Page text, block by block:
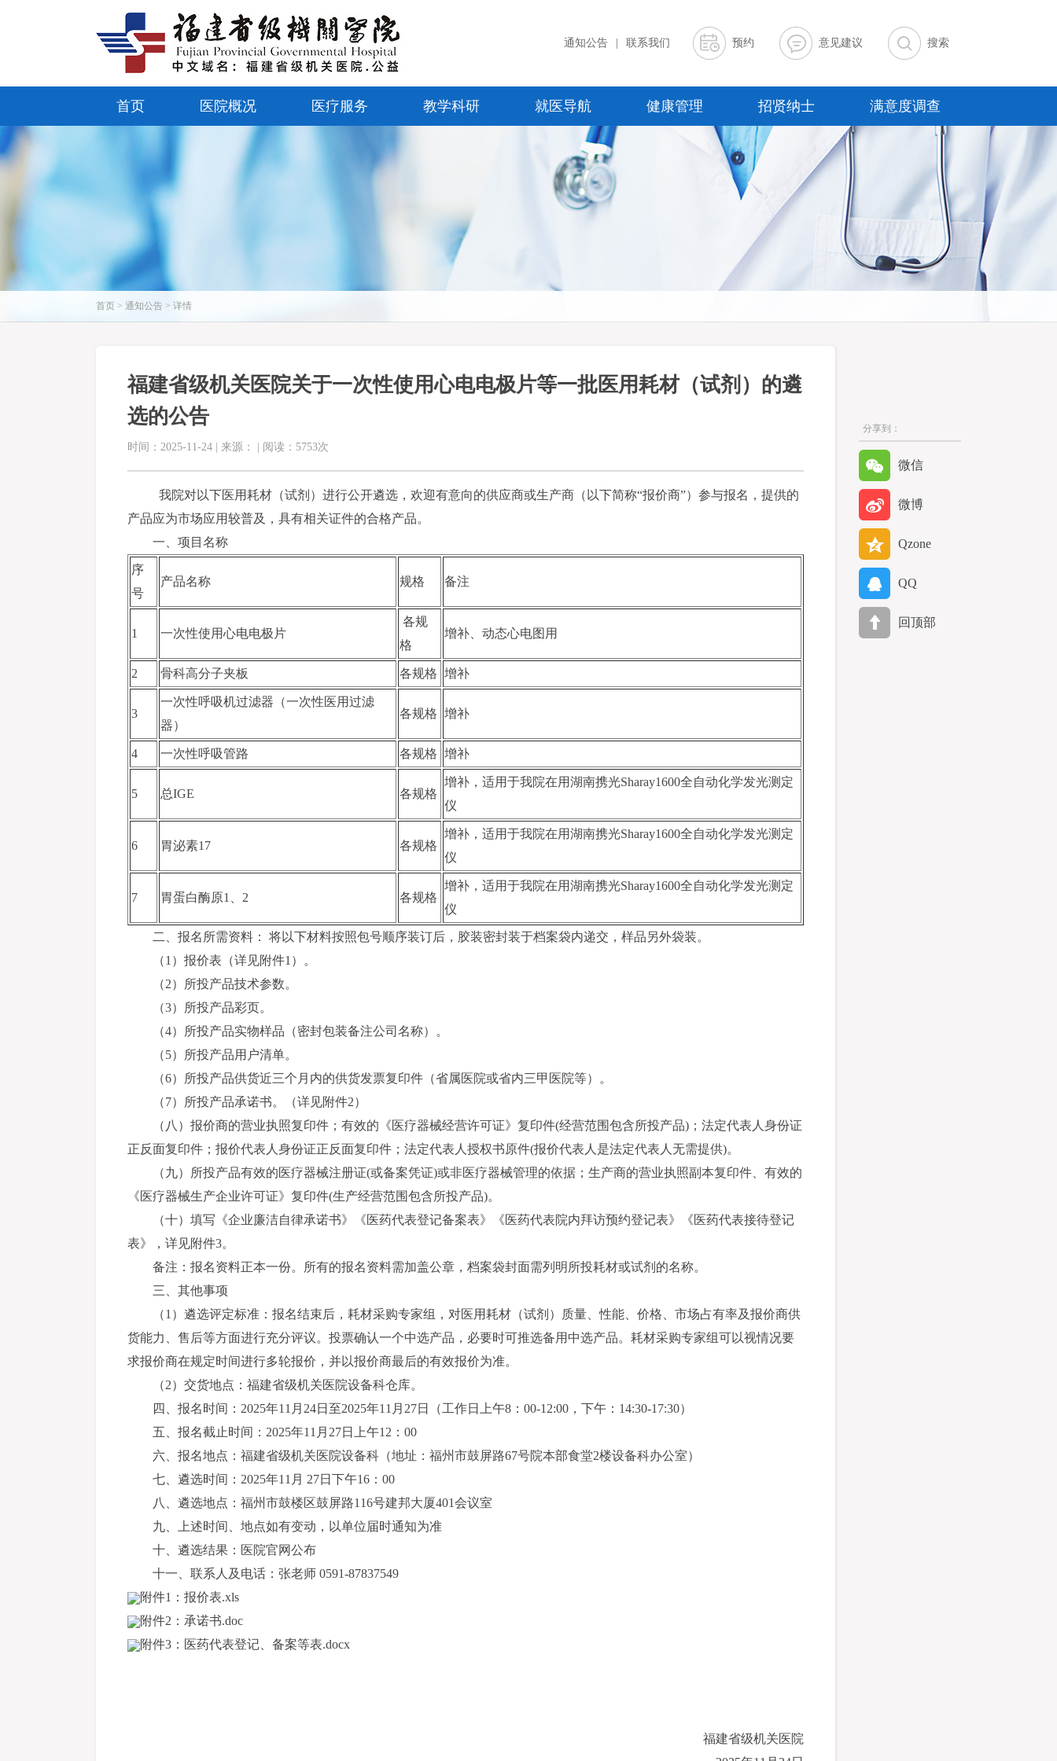
通知公告 联系我们 预约 意见建议 搜索
首页 医院概况 医疗服务 教学科研 就医导航 健康管理 招贤纳士 满意度调查
首页 > 通知公告 > 详情
分享到：
微信
微博
Qzone
QQ
回顶部
福建省级机关医院关于一次性使用心电电极片等一批医用耗材（试剂）的遴
选的公告
时间：2025-11-24 | 来源： | 阅读：5753次
我院对以下医用耗材（试剂）进行公开遴选，欢迎有意向的供应商或生产商（以下简称“报价商”）参与报名，提供的
产品应为市场应用较普及，具有相关证件的合格产品。
一、项目名称
序
号
产品名称 规格 备注
1 一次性使用心电电极片
各规
格
增补、动态心电图用
2 骨科高分子夹板 各规格 增补
3
一次性呼吸机过滤器（一次性医用过滤
器）
各规格 增补
4 一次性呼吸管路 各规格 增补
5 总IGE 各规格
增补，适用于我院在用湖南携光Sharay1600全自动化学发光测定
仪
6 胃泌素17 各规格
增补，适用于我院在用湖南携光Sharay1600全自动化学发光测定
仪
7 胃蛋白酶原1、2 各规格
增补，适用于我院在用湖南携光Sharay1600全自动化学发光测定
仪
二、报名所需资料： 将以下材料按照包号顺序装订后，胶装密封装于档案袋内递交，样品另外袋装。
（1）报价表（详见附件1）。
（2）所投产品技术参数。
（3）所投产品彩页。
（4）所投产品实物样品（密封包装备注公司名称）。
（5）所投产品用户清单。
（6）所投产品供货近三个月内的供货发票复印件（省属医院或省内三甲医院等）。
（7）所投产品承诺书。（详见附件2）
（八）报价商的营业执照复印件；有效的《医疗器械经营许可证》复印件(经营范围包含所投产品)；法定代表人身份证
正反面复印件；报价代表人身份证正反面复印件；法定代表人授权书原件(报价代表人是法定代表人无需提供)。
（九）所投产品有效的医疗器械注册证(或备案凭证)或非医疗器械管理的依据；生产商的营业执照副本复印件、有效的
《医疗器械生产企业许可证》复印件(生产经营范围包含所投产品)。
（十）填写《企业廉洁自律承诺书》《医药代表登记备案表》《医药代表院内拜访预约登记表》《医药代表接待登记
表》，详见附件3。
备注：报名资料正本一份。所有的报名资料需加盖公章，档案袋封面需列明所投耗材或试剂的名称。
三、其他事项
（1）遴选评定标准：报名结束后，耗材采购专家组，对医用耗材（试剂）质量、性能、价格、市场占有率及报价商供
货能力、售后等方面进行充分评议。投票确认一个中选产品，必要时可推选备用中选产品。耗材采购专家组可以视情况要
求报价商在规定时间进行多轮报价，并以报价商最后的有效报价为准。
（2）交货地点：福建省级机关医院设备科仓库。
四、报名时间：2025年11月24日至2025年11月27日（工作日上午8：00-12:00，下午：14:30-17:30）
五、报名截止时间：2025年11月27日上午12：00
六、报名地点：福建省级机关医院设备科（地址：福州市鼓屏路67号院本部食堂2楼设备科办公室）
七、遴选时间：2025年11月 27日下午16：00
八、遴选地点：福州市鼓楼区鼓屏路116号建邦大厦401会议室
九、上述时间、地点如有变动，以单位届时通知为准
十、遴选结果：医院官网公布
十一、联系人及电话：张老师 0591-87837549
附件1：报价表.xls
附件2：承诺书.doc
附件3：医药代表登记、备案等表.docx
福建省级机关医院